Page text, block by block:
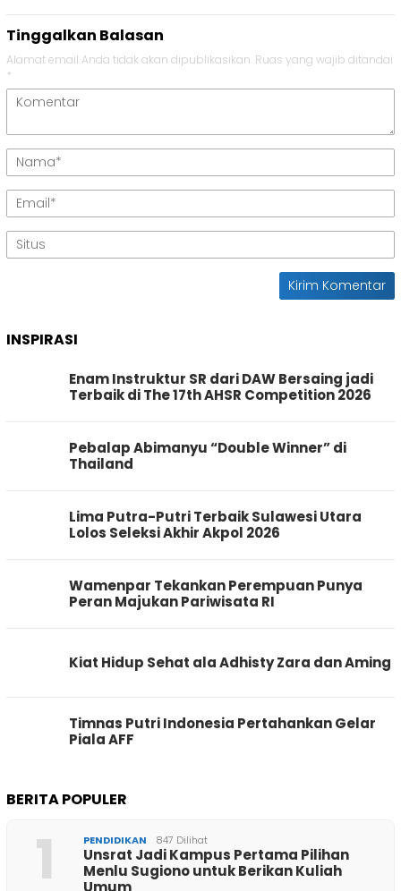
Tinggalkan Balasan
Alamat email Anda tidak akan dipublikasikan. Ruas yang wajib ditandai
*
INSPIRASI
Enam Instruktur SR dari DAW Bersaing jadi
Terbaik di The 17th AHSR Competition 2026
Pebalap Abimanyu “Double Winner” di
Thailand
Lima Putra-Putri Terbaik Sulawesi Utara
Lolos Seleksi Akhir Akpol 2026
Wamenpar Tekankan Perempuan Punya
Peran Majukan Pariwisata RI
Kiat Hidup Sehat ala Adhisty Zara dan Aming
Timnas Putri Indonesia Pertahankan Gelar
Piala AFF
BERITA POPULER
1 PENDIDIKAN 847 Dilihat
Unsrat Jadi Kampus Pertama Pilihan
Menlu Sugiono untuk Berikan Kuliah
Umum